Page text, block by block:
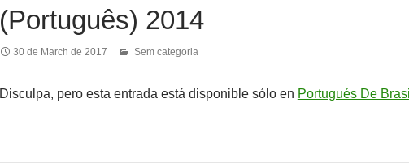
(Português) 2014
30 de March de 2017 Sem categoria
Disculpa, pero esta entrada está disponible sólo en Portugués De Brasil